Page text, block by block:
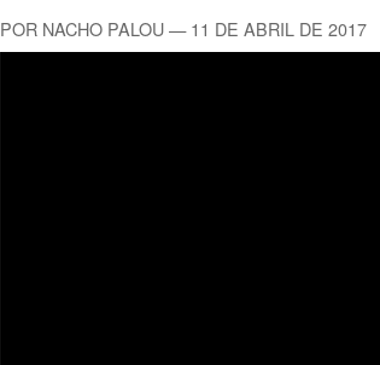
POR NACHO PALOU —11 DE ABRIL DE 2017